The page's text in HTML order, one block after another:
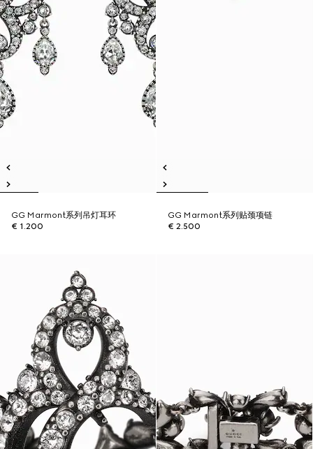
GG Marmont系列吊灯耳环
€ 1.200
GG Marmont系列贴颈项链
€ 2.500